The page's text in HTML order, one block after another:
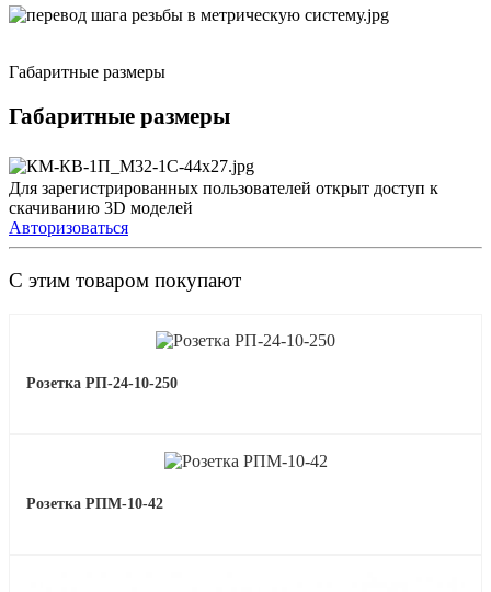
Габаритные размеры
Габаритные размеры
Для зарегистрированных пользователей открыт доступ к
скачиванию 3D моделей
Авторизоваться
С этим товаром покупают
Розетка РП-24-10-250
Розетка РПМ-10-42